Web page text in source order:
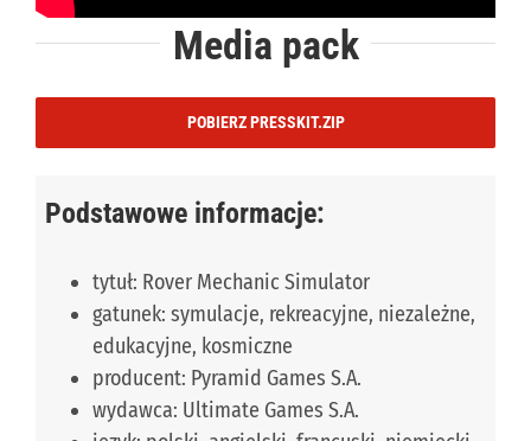
Media pack
POBIERZ PRESSKIT.ZIP
Podstawowe informacje:
tytuł: Rover Mechanic Simulator
gatunek: symulacje, rekreacyjne, niezależne,
edukacyjne, kosmiczne
producent: Pyramid Games S.A.
wydawca: Ultimate Games S.A.